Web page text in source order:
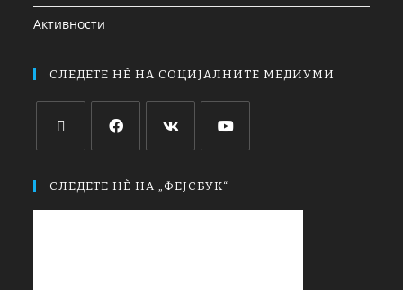
Активности
СЛЕДЕТЕ НЀ НА СОЦИЈАЛНИТЕ МЕДИУМИ
СЛЕДЕТЕ НЀ НА „ФЕЈСБУК“